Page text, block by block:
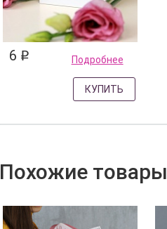
6 q Подробнее
КУПИТЬ
Похожие товары